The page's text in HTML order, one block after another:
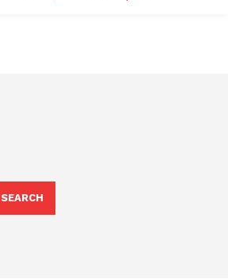
SEARCH